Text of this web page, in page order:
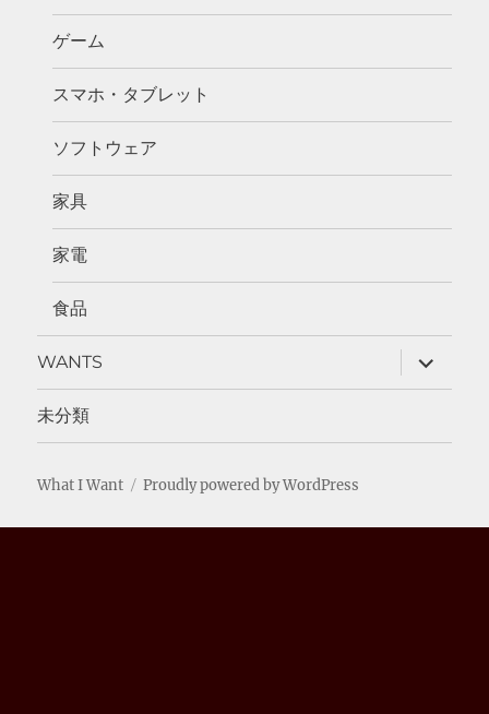
ゲーム
スマホ・タブレット
ソフトウェア
家具
家電
食品
WANTS
サ
ブ
メ
ー
未分類
What I Want Proudly powered by WordPress